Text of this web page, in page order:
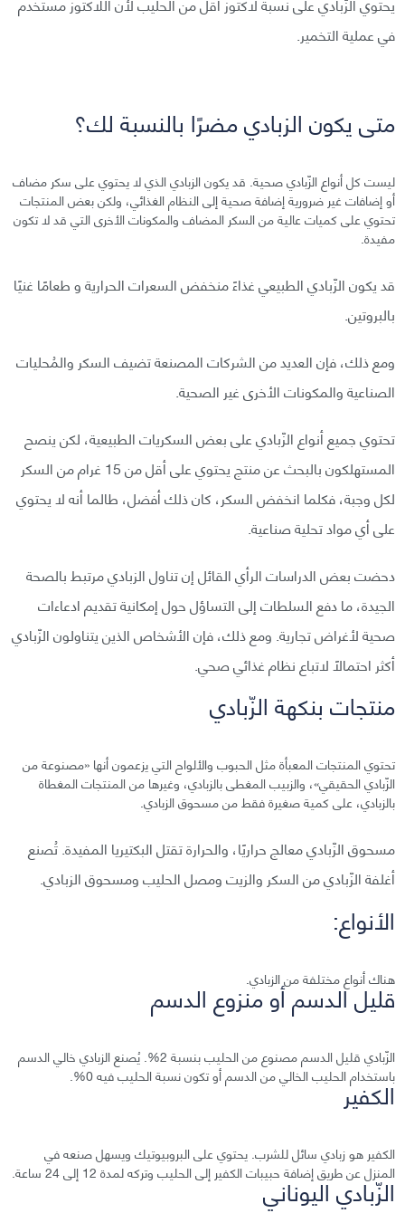
في عملية التخمير.
متى يكون الزبادي مضرًا بالنسبة لك؟
ليست كل أنواع الزّبادي صحية. قد يكون الزبادي الذي لا يحتوي على سكر مضاف
أو إضافات غير ضرورية إضافة صحية إلى النظام الغذائي، ولكن بعض المنتجات
تحتوي على كميات عالية من السكر المضاف والمكونات الأخرى التي قد لا تكون
مفيدة.
قد يكون الزّبادي الطبيعي غذاءً منخفض السعرات الحرارية و طعامًا غنيًا
بالبروتين.
ومع ذلك، فإن العديد من الشركات المصنعة تضيف السكر والمُحليات
الصناعية والمكونات الأخرى غير الصحية.
تحتوي جميع أنواع الزّبادي على بعض السكريات الطبيعية، لكن ينصح
المستهلكون بالبحث عن منتج يحتوي على أقل من 15 غرام من السكر
لكل وجبة، فكلما انخفض السكر، كان ذلك أفضل، طالما أنه لا يحتوي
على أي مواد تحلية صناعية.
دحضت بعض الدراسات الرأي القائل إن تناول الزبادي مرتبط بالصحة
الجيدة، ما دفع السلطات إلى التساؤل حول إمكانية تقديم ادعاءات
صحية لأغراض تجارية. ومع ذلك، فإن الأشخاص الذين يتناولون الزّبادي
أكثر احتمالًا لاتباع نظام غذائي صحي.
منتجات بنكهة الزّبادي
تحتوي المنتجات المعبأة مثل الحبوب والألواح التي يزعمون أنها «مصنوعة من
الزّبادي الحقيقي»، والزبيب المغطى بالزبادي، وغيرها من المنتجات المغطاة
بالزبادي، على كمية صغيرة فقط من مسحوق الزبادي.
مسحوق الزّبادي معالج حراريًا، والحرارة تقتل البكتيريا المفيدة. تُصنع
أغلفة الزّبادي من السكر والزيت ومصل الحليب ومسحوق الزبادي.
الأنواع:
هناك أنواع مختلفة من الزبادي.
قليل الدسم أو منزوع الدسم
الزّبادي قليل الدسم مصنوع من الحليب بنسبة 2%. يُصنع الزبادي خالي الدسم
باستخدام الحليب الخالي من الدسم أو تكون نسبة الحليب فيه 0%.
الكفير
الكفير هو زبادي سائل للشرب. يحتوي على البروبيوتيك ويسهل صنعه في
المنزل عن طريق إضافة حبيبات الكفير إلى الحليب وتركه لمدة 12 إلى 24 ساعة.
الزّبادي اليوناني